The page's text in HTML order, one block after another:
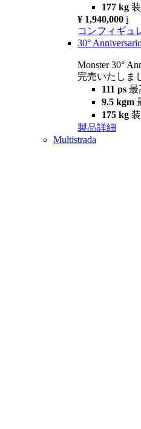
177 kg
¥ 1,940,000 i
コンフィギュ
30°
Monster 30°
完売いたしま
111 ps 最
9.5 kgm
175 kg
製品詳細
Multistrada